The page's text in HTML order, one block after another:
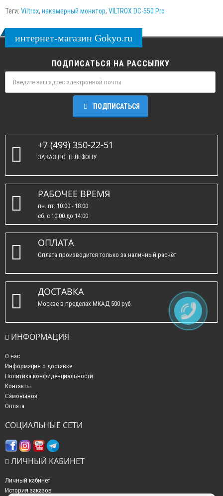
Теги: Viltrox, накамерный монитор, VILTROX DC-550 Pro
интернет-магазин Gokyo.ru
ПОДПИСАТЬСЯ НА РАССЫЛКУ
ПОДПИСАТЬСЯ
+7 (499) 350-22-51
ЗАКАЗ ПО ТЕЛЕФОНУ
РАБОЧЕЕ ВРЕМЯ
пн. пт. 10:00 - 18:00
сб. c 10:00 до 14:00
вс. : выходные.
ОПЛАТА
Оплата производится только за наличный расчёт
ДОСТАВКА
Москве в пределах МКАД 500 руб.
ИНФОРМАЦИЯ
О нас
Информация о доставке
Политика конфиденциальности
Контакты
Самовывоз
Оплата
СОЦИАЛЬНЫЕ СЕТИ
ЛИЧНЫЙ КАБИНЕТ
Личный кабинет
История заказов